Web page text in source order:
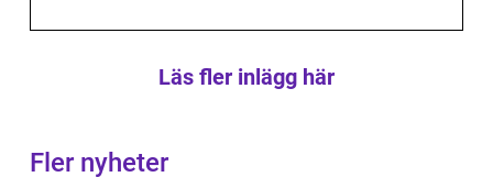
Läs fler inlägg här
Fler nyheter